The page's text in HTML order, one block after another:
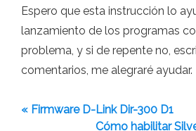
Espero que esta instrucción lo
lanzamiento de los programas
problema, y ​​si de repente no,
comentarios, me alegraré ayudar.
« Firmware D-Link Dir-300 D1
Cómo habilitar